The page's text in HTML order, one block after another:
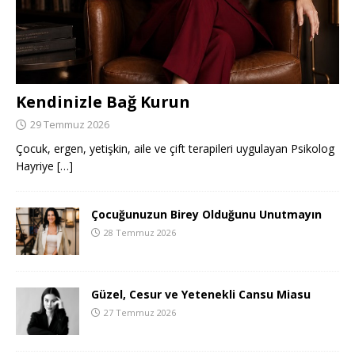
Kendinizle Bağ Kurun
29 Temmuz 2026
Çocuk, ergen, yetişkin, aile ve çift terapileri uygulayan Psikolog
Hayriye […]
Çocuğunuzun Birey Olduğunu Unutmayın
28 Temmuz 2026
Güzel, Cesur ve Yetenekli Cansu Miasu
27 Temmuz 2026